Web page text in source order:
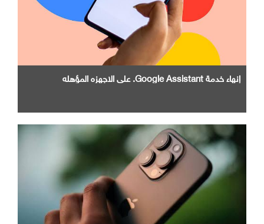
إنهاء خدمة Google Assistant. علي الاجهزه المؤهله